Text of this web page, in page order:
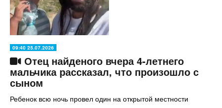
09:40 25.07.2026
Отец найденого вчера 4-летнего
мальчика рассказал, что произошло с
сыном
Ребенок всю ночь провел один на открытой местности